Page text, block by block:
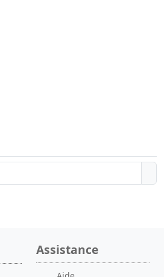
Assistance